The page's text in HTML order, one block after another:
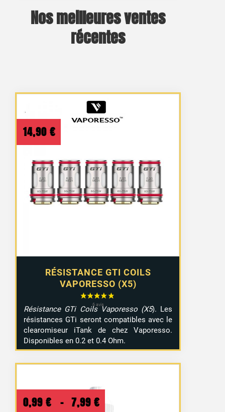
Nos meilleures ventes
récentes
RÉSISTANCE GTI COILS
VAPORESSO (X5)
14,90 €
Résistance GTi Coils Vaporesso (X5). Les
résistances GTi seront compatibles avec le
clearomiseur iTank de chez Vaporesso.
Disponibles en 0.2 et 0.4 Ohm.
0,99 € – 7,99 € Plage